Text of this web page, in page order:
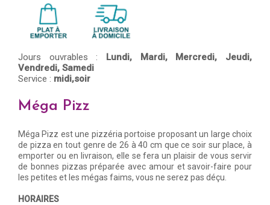
Jours ouvrables : Lundi, Mardi, Mercredi, Jeudi,
Vendredi, Samedi
Service : midi,soir
Méga Pizz
Méga Pizz est une pizzéria portoise proposant un large choix
de pizza en tout genre de 26 à 40 cm que ce soir sur place, à
emporter ou en livraison, elle se fera un plaisir de vous servir
de bonnes pizzas préparée avec amour et savoir-faire pour
les petites et les mégas faims, vous ne serez pas déçu.
HORAIRES